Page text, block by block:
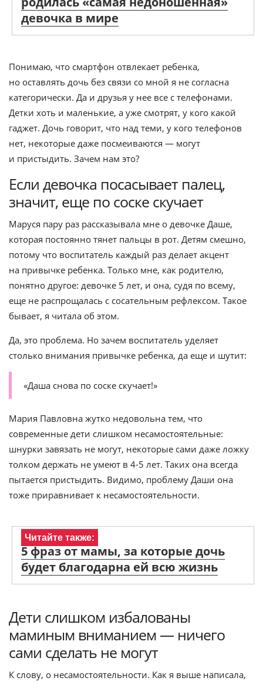
девочка в мире
Понимаю, что смартфон отвлекает ребенка,
но оставлять дочь без связи со мной я не согласна
категорически. Да и друзья у нее все с телефонами.
Детки хоть и маленькие, а уже смотрят, у кого какой
гаджет. Дочь говорит, что над теми, у кого телефонов
нет, некоторые даже посмеиваются — могут
и пристыдить. Зачем нам это?
Если девочка посасывает палец,
значит, еще по соске скучает
Маруся пару раз рассказывала мне о девочке Даше,
которая постоянно тянет пальцы в рот. Детям смешно,
потому что воспитатель каждый раз делает акцент
на привычке ребенка. Только мне, как родителю,
понятно другое: девочке 5 лет, и она, судя по всему,
еще не распрощалась с сосательным рефлексом. Такое
бывает, я читала об этом.
Да, это проблема. Но зачем воспитатель уделяет
столько внимания привычке ребенка, да еще и шутит:
«Даша снова по соске скучает!»
Мария Павловна жутко недовольна тем, что
современные дети слишком несамостоятельные:
шнурки завязать не могут, некоторые сами даже ложку
толком держать не умеют в 4-5 лет. Таких она всегда
пытается пристыдить. Видимо, проблему Даши она
тоже приравнивает к несамостоятельности.
Читайте также:
5 фраз от мамы, за которые дочь
будет благодарна ей всю жизнь
Дети слишком избалованы
маминым вниманием — ничего
сами сделать не могут
К слову, о несамостоятельности. Как я выше написала,